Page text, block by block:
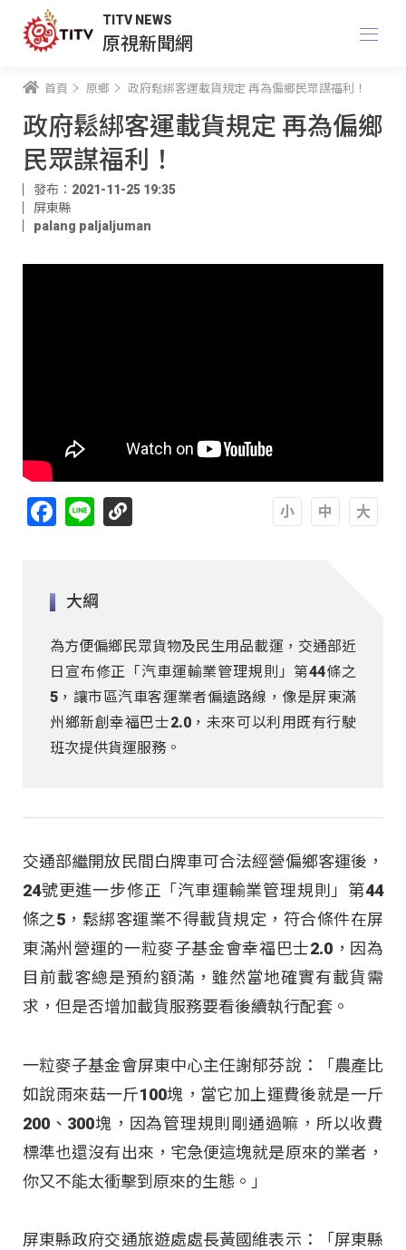
TITV NEWS
原視新聞網
首頁 原鄉 政府鬆綁客運載貨規定 再為偏鄉民眾謀福利！
政府鬆綁客運載貨規定 再為偏鄉
民眾謀福利！
發布：2021-11-25 19:35
屏東縣
palang paljaljuman
Facebook
Line
大綱
為方便偏鄉民眾貨物及民生用品載運，交通部近
日宣布修正「汽車運輸業管理規則」第44條之
5，讓市區汽車客運業者偏遠路線，像是屏東滿
州鄉新創幸福巴士2.0，未來可以利用既有行駛
班次提供貨運服務。
交通部繼開放民間白牌車可合法經營偏鄉客運後，
24號更進一步修正「汽車運輸業管理規則」第44
條之5，鬆綁客運業不得載貨規定，符合條件在屏
東滿州營運的一粒麥子基金會幸福巴士2.0，因為
目前載客總是預約額滿，雖然當地確實有載貨需
求，但是否增加載貨服務要看後續執行配套。
一粒麥子基金會屏東中心主任謝郁芬說：「農產比
如說雨來菇一斤100塊，當它加上運費後就是一斤
200、300塊，因為管理規則剛通過嘛，所以收費
標準也還沒有出來，宅急便這塊就是原來的業者，
你又不能太衝擊到原來的生態。」
屏東縣政府交通旅遊處處長黃國維表示：「屏東縣